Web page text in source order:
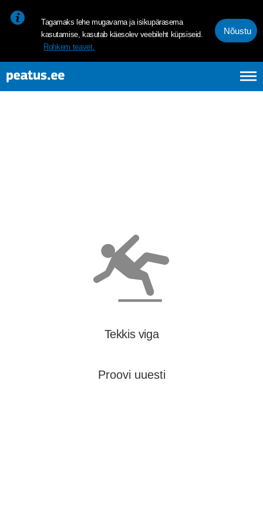
Tagamaks lehe mugavama ja isikupärasema
kasutamise, kasutab käesolev veebileht küpsiseid.
Rohkem teavet.
Nõustu
Tekkis viga
Proovi uuesti